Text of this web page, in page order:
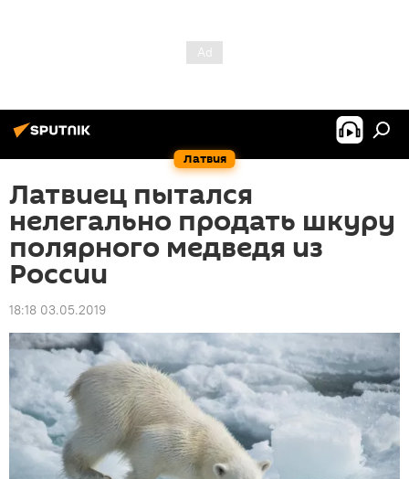
Латвия
Латвиец пытался
нелегально продать шкуру
полярного медведя из
России
18:18 03.05.2019